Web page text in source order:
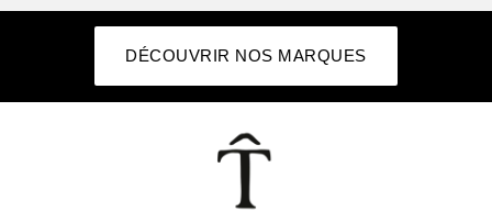
DÉCOUVRIR NOS MARQUES